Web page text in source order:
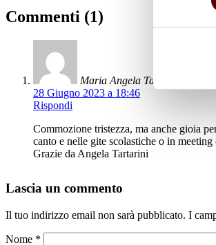
Commenti (1)
Maria Angela Tartarini
28 Giugno 2023 a 18:46
Rispondi
Commozione tristezza, ma anche gioia
canto e nelle gite scolastiche o in
Grazie da Angela Tartarini
Lascia un commento
Il tuo indirizzo email non sarà pubblicato. I
Nome *